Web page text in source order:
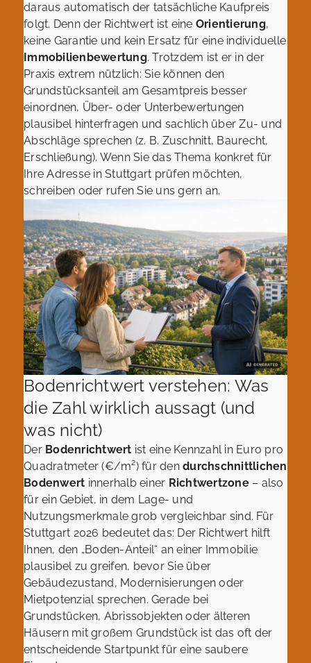
daraus automatisch der tatsächliche Kaufpreis
folgt. Denn der Richtwert ist eine Orientierung,
keine Garantie und kein Ersatz für eine individuelle
Immobilienbewertung. Trotzdem ist er in der
Praxis extrem nützlich: Sie können den
Grundstücksanteil am Gesamtpreis besser
einordnen, Über- oder Unterbewertungen
plausibel hinterfragen und sachlich über Zu- und
Abschläge sprechen (z. B. Zuschnitt, Baurecht,
Erschließung). Wenn Sie das Thema konkret für
Ihre Adresse in Stuttgart prüfen möchten,
schreiben oder rufen Sie uns gern an.
Bodenrichtwert verstehen: Was
die Zahl wirklich aussagt (und
was nicht)
Der Bodenrichtwert ist eine Kennzahl in Euro pro
Quadratmeter (€/m²) für dendurchschnittlichen
Bodenwert innerhalb einer Richtwertzone– also
für ein Gebiet, in dem Lage- und
Nutzungsmerkmale grob vergleichbar sind. Für
Stuttgart 2026 bedeutet das: Der Richtwert hilft
Ihnen, den „Boden-Anteil“ an einer Immobilie
plausibel zu greifen, bevor Sie über
Gebäudezustand, Modernisierungen oder
Mietpotenzial sprechen. Gerade bei
Grundstücken, Abrissobjekten oder älteren
Häusern mit großem Grundstück ist das oft der
entscheidende Startpunkt für eine saubere